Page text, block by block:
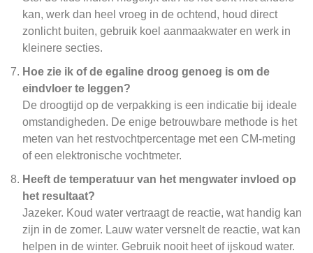
kan, werk dan heel vroeg in de ochtend, houd direct
zonlicht buiten, gebruik koel aanmaakwater en werk in
kleinere secties.
Hoe zie ik of de egaline droog genoeg is om de
eindvloer te leggen?
De droogtijd op de verpakking is een indicatie bij ideale
omstandigheden. De enige betrouwbare methode is het
meten van het restvochtpercentage met een CM-meting
of een elektronische vochtmeter.
Heeft de temperatuur van het mengwater invloed op
het resultaat?
Jazeker. Koud water vertraagt de reactie, wat handig kan
zijn in de zomer. Lauw water versnelt de reactie, wat kan
helpen in de winter. Gebruik nooit heet of ijskoud water.